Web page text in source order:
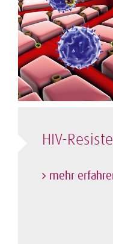
HIV-
mehr